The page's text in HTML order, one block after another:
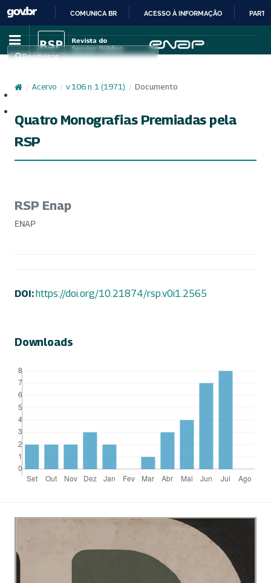
IR
PARA
CONTEÚDO
COMUNICA BR ACESSO À INFORMAÇÃO
Pesquisar
/ Acervo / v. 106 n. 1 (1971) / Documento
Quatro Monografias Premiadas pela
RSP
RSP Enap
ENAP
DOI:https://doi.org/10.21874/rsp.v0i1.2565
Downloads